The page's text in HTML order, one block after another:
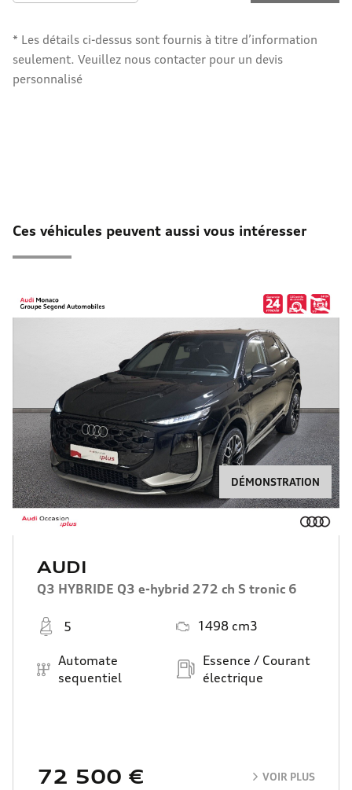
* Les détails ci-dessus sont fournis à titre d’information
seulement. Veuillez nous contacter pour un devis
personnalisé
Ces véhicules peuvent aussi vous intéresser
DÉMONSTRATION
AUDI
Q3 HYBRIDE Q3 e-hybrid 272 ch S tronic 6
Places
5
Moteur
1498 cm3
Boîte de vitesse
Automate
sequentiel
Carburant
Essence / Courant
électrique
72 500 € VOIR PLUS